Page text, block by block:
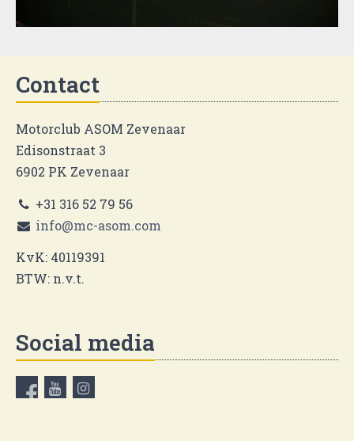
Contact
Motorclub ASOM Zevenaar
Edisonstraat 3
6902 PK Zevenaar
+31 316 52 79 56
info@mc-asom.com
KvK: 40119391
BTW: n.v.t.
Social media